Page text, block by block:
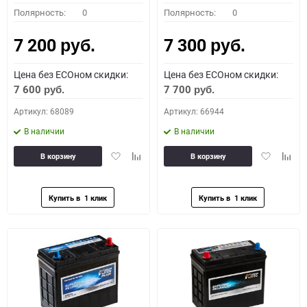
Полярность: 0
7 200 руб.
Цена без ECOном скидки:
7 600 руб.
Артикул: 68089
В наличии
ДобавитьДобавить
В корзину
Полярность: 0
7 300 руб.
Цена без ECOном скидки:
7 700 руб.
Артикул: 66944
В наличии
Добавить
В корзину